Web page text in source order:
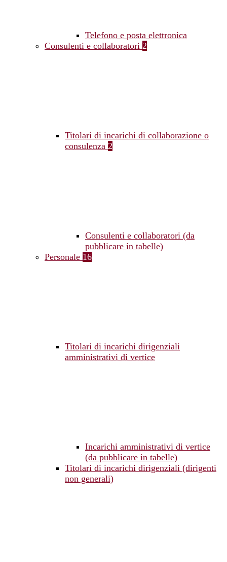
Telefono e posta elettronica
Consulenti e collaboratori 2
Titolari di incarichi di collaborazione o
consulenza 2
Consulenti e collaboratori (da
pubblicare in tabelle)
Personale 16
Titolari di incarichi dirigenziali
amministrativi di vertice
Incarichi amministrativi di vertice
(da pubblicare in tabelle)
Titolari di incarichi dirigenziali (dirigenti
non generali)